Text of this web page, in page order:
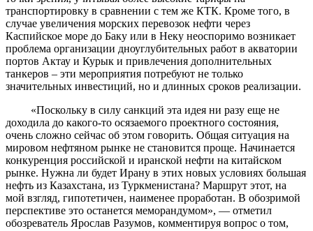
транспортировку в сравнении с тем же КТК. Кроме того, в
случае увеличения морских перевозок нефти через
Каспийское море до Баку или в Неку неоспоримо возникает
проблема организации дноуглубительных работ в акватории
портов Актау и Курык и привлечения дополнительных
танкеров – эти мероприятия потребуют не только
значительных инвестиций, но и длинных сроков реализации.
«Поскольку в силу санкций эта идея ни разу еще не
доходила до какого-то осязаемого проектного состояния,
очень сложно сейчас об этом говорить. Общая ситуация на
мировом нефтяном рынке не становится проще. Начинается
конкуренция российской и иранской нефти на китайском
рынке. Нужна ли будет Ирану в этих новых условиях большая
нефть из Казахстана, из Туркменистана? Маршрут этот, на
мой взгляд, гипотетичен, наименее проработан. В обозримой
перспективе это останется меморандумом», — отметил
обозреватель Ярослав Разумов, комментируя вопрос о том,